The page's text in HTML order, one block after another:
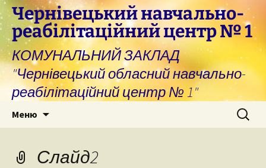
Перейти
до
вмісту
Чернівецький навчально-
реабілітаційний центр № 1
КОМУНАЛЬНИЙ ЗАКЛАД
"Чернівецький обласний навчально-
реабілітаційний центр № 1"
Меню Пошук:
Слайд2